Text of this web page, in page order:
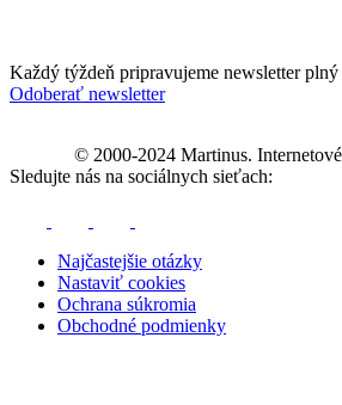
Každý týždeň pripravujeme newsletter
Odoberať newsletter
© 2000-2024 Martinus.
Sledujte nás na sociálnych sieťach:
Najčastejšie otázky
Nastaviť cookies
Ochrana súkromia
Obchodné podmienky